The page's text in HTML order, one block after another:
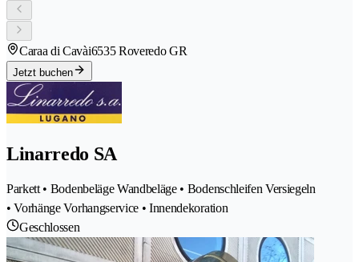
Caraa di Cavài6535 Roveredo GR
Jetzt buchen
Linarredo SA
Parkett • Bodenbeläge Wandbeläge • Bodenschleifen Versiegeln
• Vorhänge Vorhangservice • Innendekoration
Geschlossen